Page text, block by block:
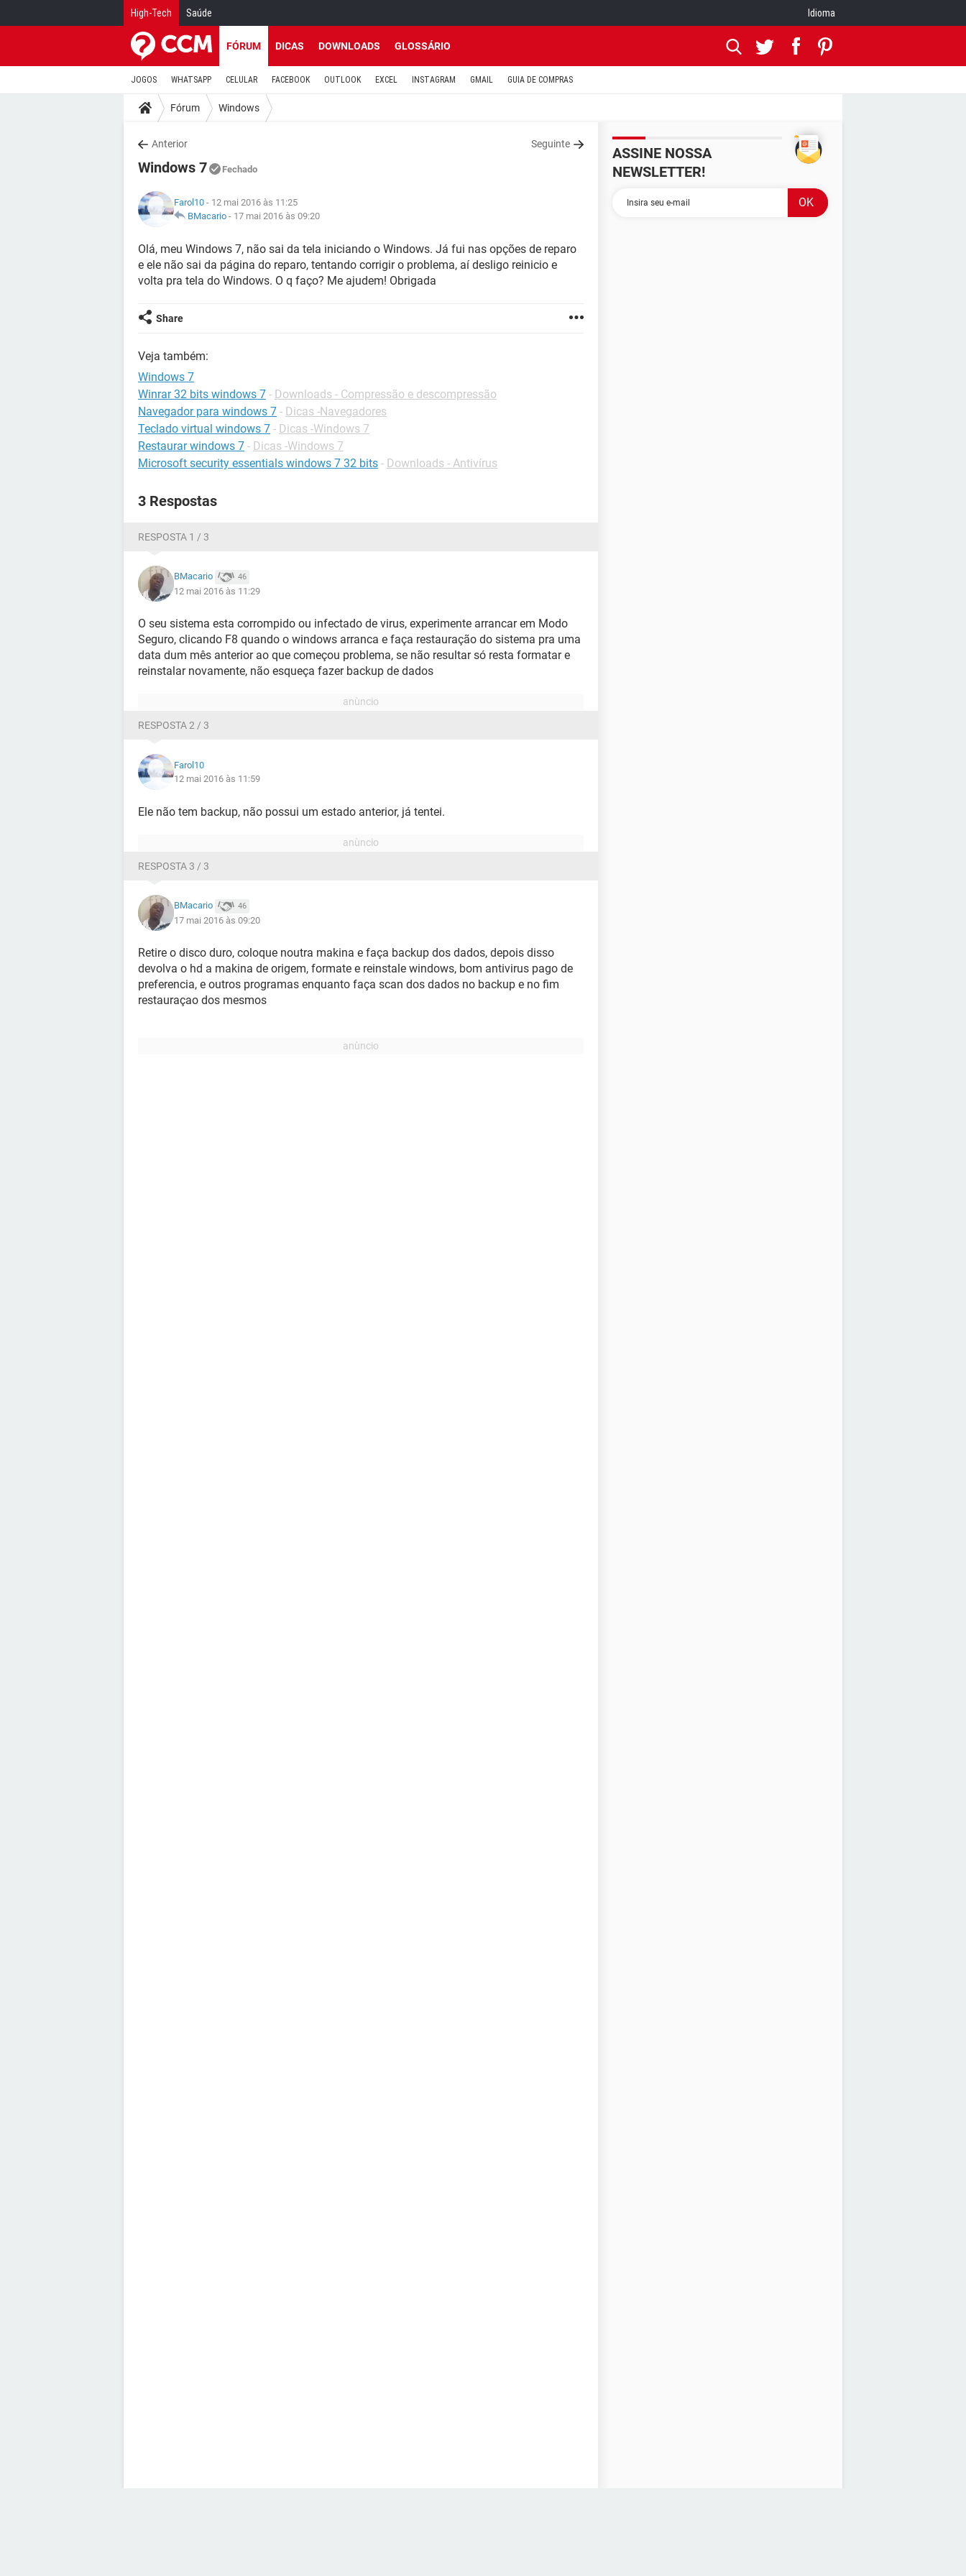
High-Tech Saúde Idioma
FÓRUM DICAS DOWNLOADS GLOSSÁRIO
JOGOS WHATSAPP CELULAR FACEBOOK OUTLOOK EXCEL INSTAGRAM GMAIL GUIA DE COMPRAS
Fórum Windows
Anterior Seguinte
Windows 7 Fechado
Farol10 - 12 mai 2016 às 11:25
BMacario - 17 mai 2016 às 09:20
Olá, meu Windows 7, não sai da tela iniciando o Windows. Já fui nas opções de reparo
e ele não sai da página do reparo, tentando corrigir o problema, aí desligo reinicio e
volta pra tela do Windows. O q faço? Me ajudem! Obrigada
Share
Veja também:
Windows 7
Winrar 32 bits windows 7 - Downloads - Compressão e descompressão
Navegador para windows 7 - Dicas -Navegadores
Teclado virtual windows 7 - Dicas -Windows 7
Restaurar windows 7 - Dicas -Windows 7
Microsoft security essentials windows 7 32 bits - Downloads - Antivírus
3 Respostas
RESPOSTA 1 / 3
BMacario 46
12 mai 2016 às 11:29
O seu sistema esta corrompido ou infectado de virus, experimente arrancar em Modo
Seguro, clicando F8 quando o windows arranca e faça restauração do sistema pra uma
data dum mês anterior ao que começou problema, se não resultar só resta formatar e
reinstalar novamente, não esqueça fazer backup de dados
RESPOSTA 2 / 3
Farol10
12 mai 2016 às 11:59
Ele não tem backup, não possui um estado anterior, já tentei.
RESPOSTA 3 / 3
BMacario 46
17 mai 2016 às 09:20
Retire o disco duro, coloque noutra makina e faça backup dos dados, depois disso
devolva o hd a makina de origem, formate e reinstale windows, bom antivirus pago de
preferencia, e outros programas enquanto faça scan dos dados no backup e no fim
restauraçao dos mesmos
ASSINE NOSSA
NEWSLETTER!